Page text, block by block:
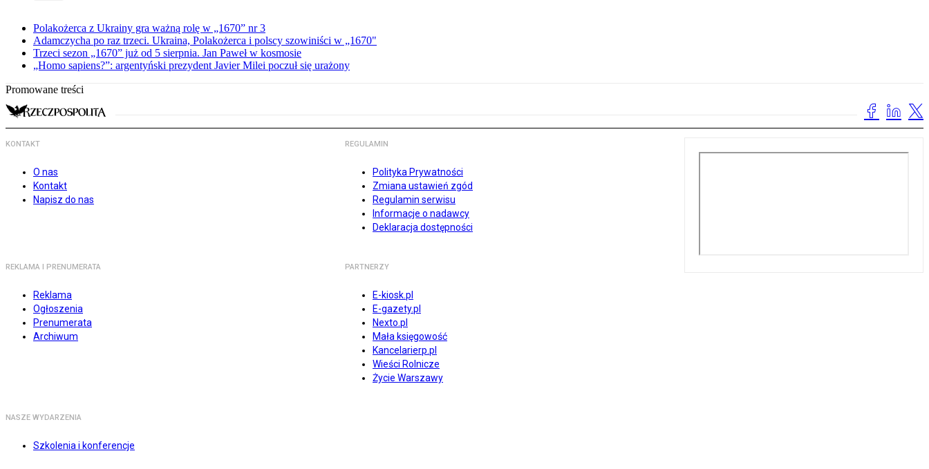
Polakożerca z Ukrainy gra ważną rolę w „1670” nr 3
Adamczycha po raz trzeci. Ukraina, Polakożerca i polscy szowiniści w „1670"
Trzeci sezon „1670” już od 5 sierpnia. Jan Paweł w kosmosie
„Homo sapiens?”: argentyński prezydent Javier Milei poczuł się urażony
Promowane treści
KONTAKT
O nas
Kontakt
Napisz do nas
REGULAMIN
Polityka Prywatności
Zmiana ustawień zgód
Regulamin serwisu
Informacje o nadawcy
Deklaracja dostępności
REKLAMA I PRENUMERATA
Reklama
Ogłoszenia
Prenumerata
Archiwum
PARTNERZY
E-kiosk.pl
E-gazety.pl
Nexto.pl
Mała księgowość
Kancelarierp.pl
Wieści Rolnicze
Życie Warszawy
NASZE WYDARZENIA
Szkolenia i konferencje